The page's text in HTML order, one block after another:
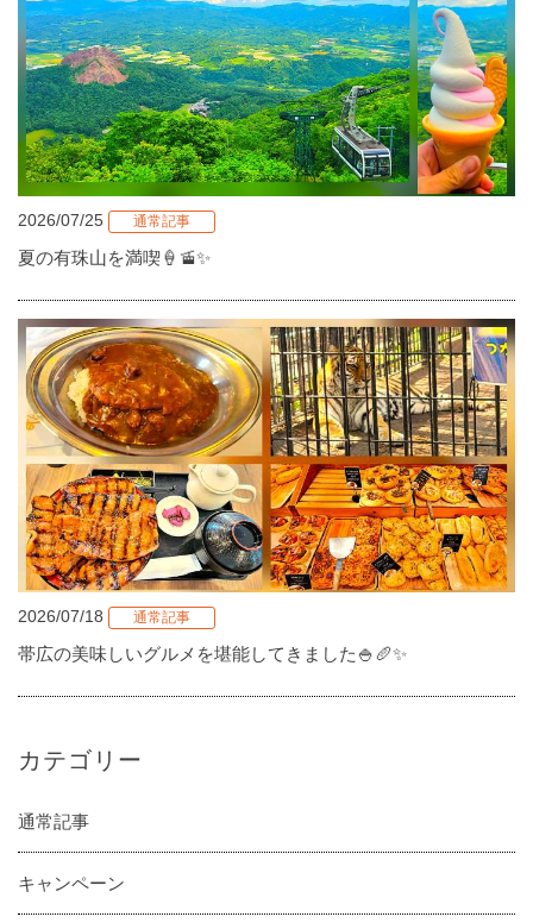
2026/07/25 通常記事
夏の有珠山を満喫🍦🚡✨
2026/07/18 通常記事
帯広の美味しいグルメを堪能してきました🍚🥖✨
カテゴリー
通常記事
キャンペーン